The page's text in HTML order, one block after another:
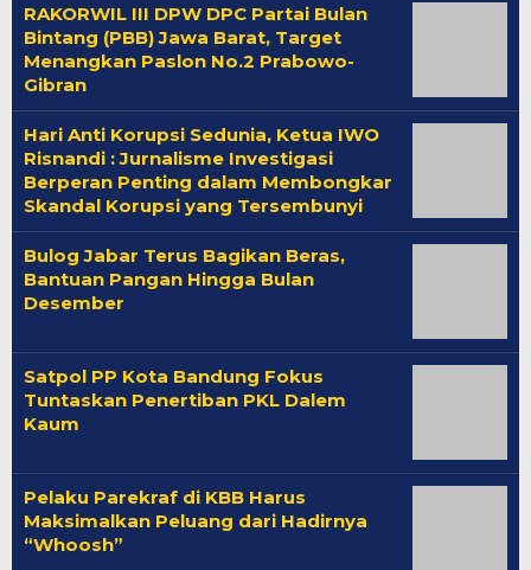
RAKORWIL III DPW DPC Partai Bulan
Bintang (PBB) Jawa Barat, Target
Menangkan Paslon No.2 Prabowo-
Gibran
Hari Anti Korupsi Sedunia, Ketua IWO
Risnandi : Jurnalisme Investigasi
Berperan Penting dalam Membongkar
Skandal Korupsi yang Tersembunyi
Bulog Jabar Terus Bagikan Beras,
Bantuan Pangan Hingga Bulan
Desember
Satpol PP Kota Bandung Fokus
Tuntaskan Penertiban PKL Dalem
Kaum
Pelaku Parekraf di KBB Harus
Maksimalkan Peluang dari Hadirnya
“Whoosh”